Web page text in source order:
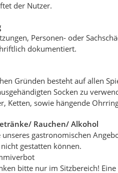
der Nutzer.
Personen- oder
dokumentiert.
Gründen besteht auf allen
Socken zu
Ketten, sowie hängende
Rauchen/ Alkohol
unseres gastronomischen
gestatten können.
bitte nur im Sitzbereich!